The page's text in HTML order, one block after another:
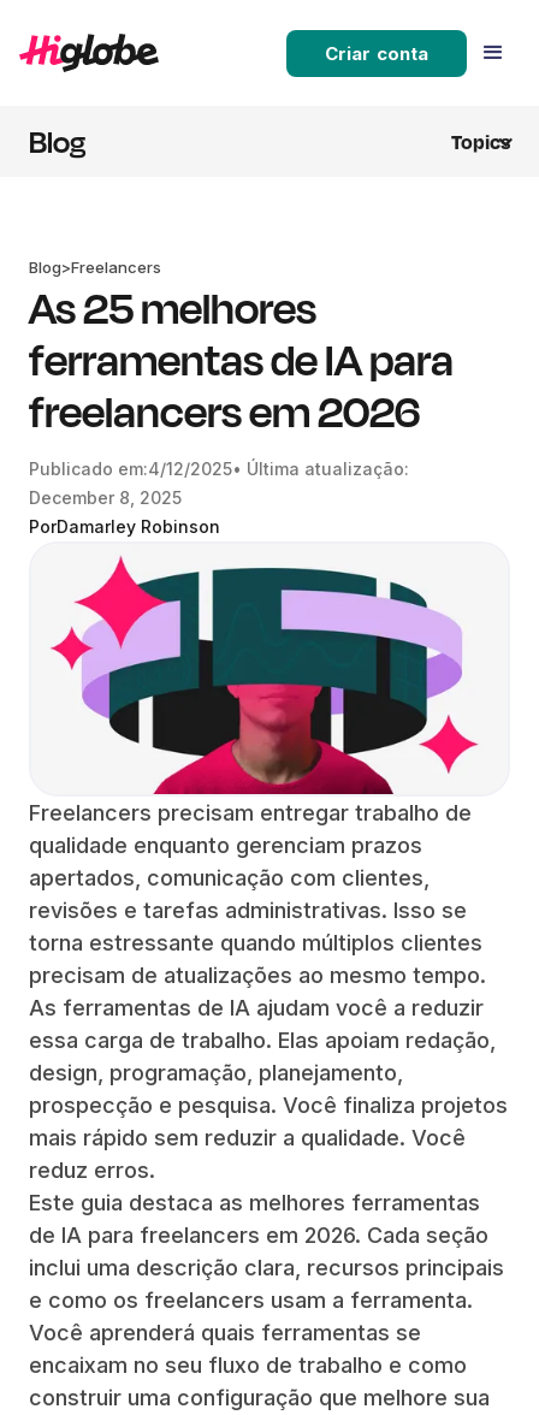
Criar conta
Blog Topics
Blog>Freelancers
As 25 melhores
ferramentas de IA para
freelancers em 2026
Publicado em:4/12/2025• Última atualização:
December 8, 2025
PorDamarley Robinson
Freelancers precisam entregar trabalho de
qualidade enquanto gerenciam prazos
apertados, comunicação com clientes,
revisões e tarefas administrativas. Isso se
torna estressante quando múltiplos clientes
precisam de atualizações ao mesmo tempo.
As ferramentas de IA ajudam você a reduzir
essa carga de trabalho. Elas apoiam redação,
design, programação, planejamento,
prospecção e pesquisa. Você finaliza projetos
mais rápido sem reduzir a qualidade. Você
reduz erros.
Este guia destaca as melhores ferramentas
de IA para freelancers em 2026. Cada seção
inclui uma descrição clara, recursos principais
e como os freelancers usam a ferramenta.
Você aprenderá quais ferramentas se
encaixam no seu fluxo de trabalho e como
construir uma configuração que melhore sua